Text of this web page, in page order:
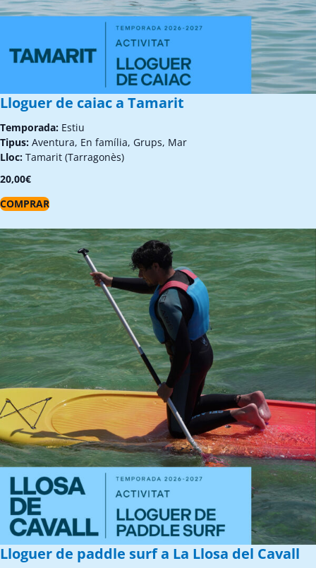
Lloguer de caiac a Tamarit
Temporada: Estiu
Tipus: Aventura, En família, Grups, Mar
Lloc: Tamarit (Tarragonès)
20,00€
COMPRAR
Lloguer de paddle surf a La Llosa del Cavall